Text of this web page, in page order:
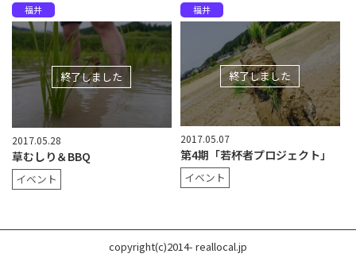
福井
終了しました
2017.05.28
草むしり＆BBQ
イベント
福井
終了しました
2017.05.07
第4期「若杯者プロジェクト」
イベント
copyright(c)2014- reallocal.jp